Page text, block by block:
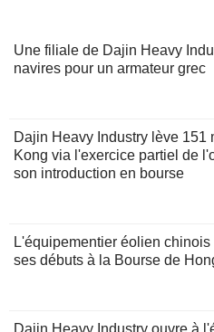
Une filiale de Dajin Heavy
navires pour un armateur grec
Dajin Heavy Industry lève
Kong via l'exercice partiel de
son introduction en bourse
L'équipementier éolien
ses débuts à la Bourse de